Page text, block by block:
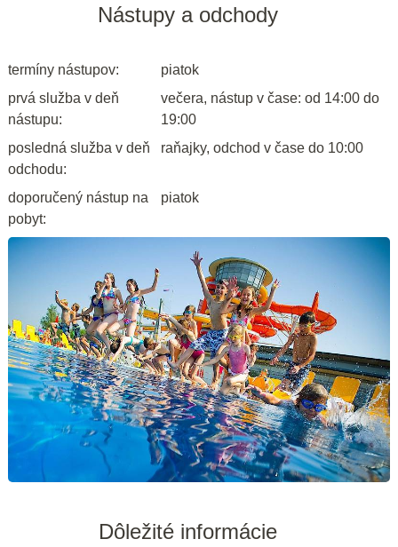
Nástupy a odchody
termíny nástupov:
piatok
prvá služba v deň
nástupu:
večera, nástup v čase: od 14:00 do
19:00
posledná služba v deň
odchodu:
raňajky, odchod v čase do 10:00
doporučený nástup na
pobyt:
piatok
Dôležité informácie